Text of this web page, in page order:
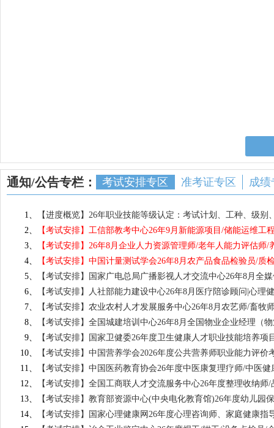
环卫机械操作
档案信息化管理师
宠物营养师
无人机操作员
化妆师
企业合规师
内审员
首席法务师
中华传统文化
咖啡师
保卫管理员
宠物美容/宠物训导师
托育师
演讲口才培训师
国学与现代教
舞蹈教育培训教师
美术教育培训
整理收纳师
品酒师
沙盘游戏指导/咨询师
食品安全管理
营养指导员/营养配餐师
母婴/儿童/老年
亲子教育指导师
动漫游戏设计
PCB设计工程师
现场管理工程
软件设计师
通信工程师
移动安全工程师
程序设计工程
智能网联汽车技术
数据安全工程
通知/公告专栏： 考试安排专区 准考证专区 成绩
1、
【进度概览】26年职业技能等级认定：考试计划、工种、级
2、
【考试安排】工信部教考中心26年9月新能源项目/储能运维
3、
【考试安排】26年8月企业人力资源管理师/老年人能力评估
4、
【考试安排】中国计量测试学会26年8月农产品食品检验员/
5、
【考试安排】国家广电总局广播影视人才交流中心26年8月
6、
【考试安排】人社部能力建设中心26年8月医疗陪诊顾问|心
7、
【考试安排】农业农村人才发展服务中心26年8月农艺师/畜
8、
【考试安排】全国城建培训中心26年8月全国物业企业经理
9、
【考试安排】国家卫健委26年度卫生健康人才职业技能培养
10、
【考试安排】中国营养学会2026年度公共营养师职业能力评价
11、
【考试安排】中国医药教育协会26年度中医康复理疗师/中医
12、
【考试安排】全国工商联人才交流服务中心26年度整理收纳
13、
【考试安排】教育部资源中心(中央电化教育馆)26年度幼儿
14、
【考试安排】国家心理健康网26年度心理咨询师、家庭健康